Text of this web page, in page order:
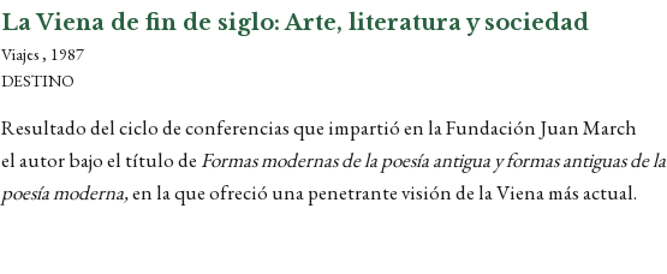
La Viena de fin de siglo: Arte, literatura y sociedad
Viajes , 1987
DESTINO
Resultado del ciclo de conferencias que impartió en la Fundación Juan March
el autor bajo el título deFormas modernas de la poesía antigua y formas antiguas de la
poesía moderna,en la que ofreció una penetrante visión de la Viena más actual.